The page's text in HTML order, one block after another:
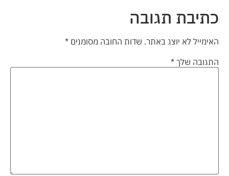
כתיבת תגובה
האימייל לא יוצג באתר. שדות החובה מסומנים *
התגובה שלך *